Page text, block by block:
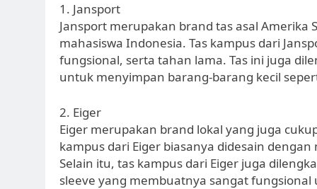
1. Jansport
Jansport merupakan brand tas asal Amerika
mahasiswa Indonesia. Tas kampus dari
fungsional, serta tahan lama. Tas ini juga
untuk menyimpan barang-barang kecil
2. Eiger
Eiger merupakan brand lokal yang juga
kampus dari Eiger biasanya didesain
Selain itu, tas kampus dari Eiger juga
sleeve yang membuatnya sangat